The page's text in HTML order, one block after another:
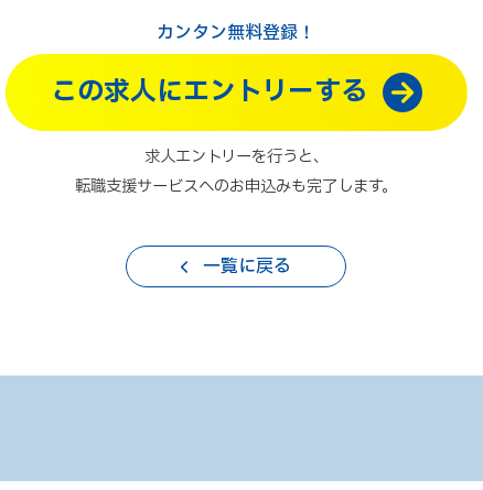
カンタン無料登録！
この求人にエントリーする
求人エントリーを行うと、
転職支援サービスへのお申込みも完了します。
一覧に戻る